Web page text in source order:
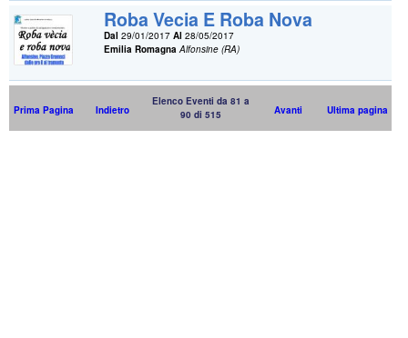
Roba Vecia E Roba Nova
Dal 29/01/2017Al 28/05/2017
Emilia Romagna Alfonsine (RA)
Prima Pagina Indietro
Elenco Eventi da 81 a
90 di 515
Avanti Ultima pagina